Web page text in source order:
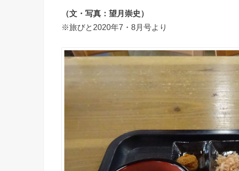
（文・写真：望月崇史）
※旅びと2020年7・8月号より